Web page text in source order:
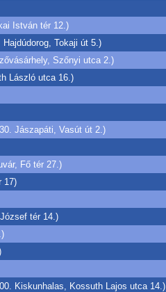
István tér 12.)
Tokaji út 5.)
Szőnyi utca 2.)
László utca 16.)
Jászapáti, Vasút út 2.)
Fő tér 27.)
17)
tér 14.)
Kiskunhalas, Kossuth Lajos utca 14.)